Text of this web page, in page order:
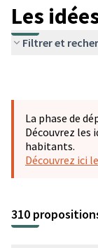
Les
Filtrer et
La phase de
Découvrez les
habitants.
Découvrez ici
310